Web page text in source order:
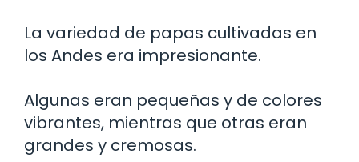
La variedad de papas cultivadas en
los Andes era impresionante.
Algunas eran pequeñas y de colores
vibrantes, mientras que otras eran
grandes y cremosas.